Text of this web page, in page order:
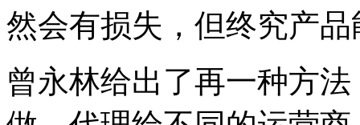
然会有损失，但终究产
曾永林给出了再一种方